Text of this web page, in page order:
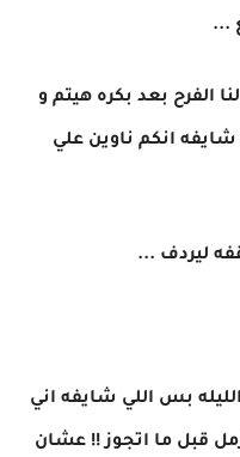
...
بعد بكره هيتم و
انكم ناوين علي
ليردف ...
بس اللي شايفه اني
قبل ما اتجوز !! عشان